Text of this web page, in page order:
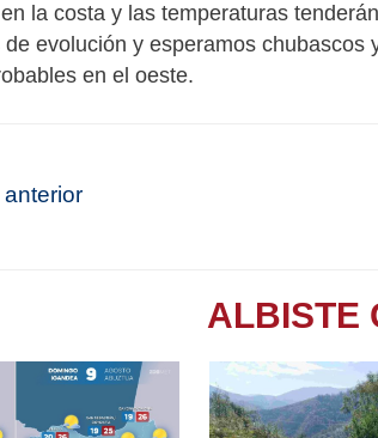
la costa y las temperaturas
evolución y esperamos
en el oeste.
ALBISTE